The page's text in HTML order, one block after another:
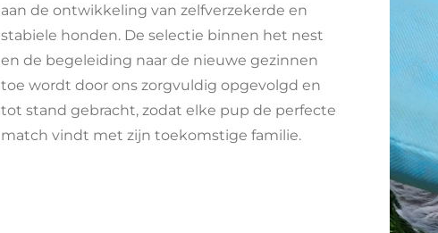
aan de ontwikkeling van zelfverzekerde en
stabiele honden. De selectie binnen het nest
en de begeleiding naar de nieuwe gezinnen
toe wordt door ons zorgvuldig opgevolgd en
tot stand gebracht, zodat elke pup de perfecte
match vindt met zijn toekomstige familie.